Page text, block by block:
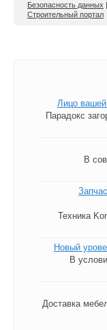
Безопасность данных |
Строительный портал
Лицо
Парадокс
В
Техника
Новый
В
Доставка